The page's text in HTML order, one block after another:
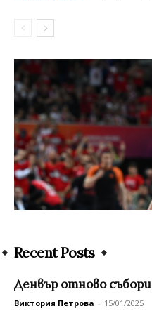
Recent Posts
Денвър отново
Виктория Петрова - 15/01/2025